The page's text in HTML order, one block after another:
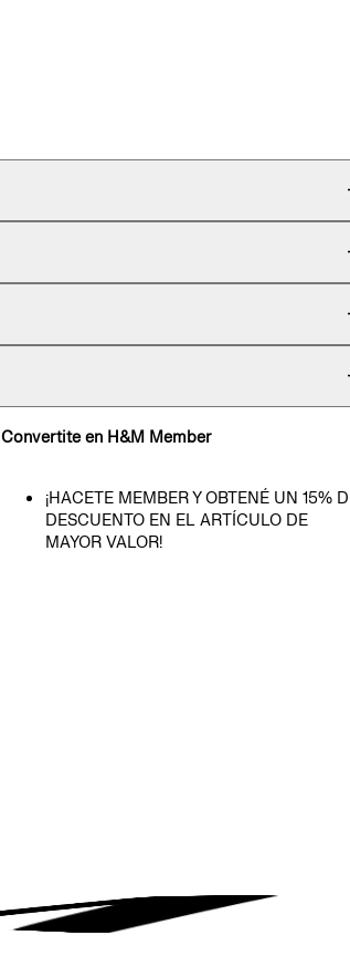
Convertite en H&M Member
¡HACETE MEMBER Y OBTENÉ UN 15%
DESCUENTO EN EL ARTÍCULO DE
MAYOR VALOR!